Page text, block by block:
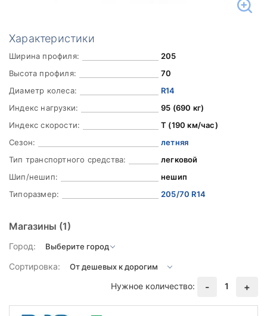
Характеристики
Ширина профиля:
205
Высота профиля:
70
Диаметр колеса:
R14
Индекс нагрузки:
95 (690 кг)
Индекс скорости:
T (190 км/час)
Сезон:
летняя
Тип транспортного средства:
легковой
Шип/нешип:
нешип
Типоразмер:
205/70 R14
Магазины (1)
Город:
Сортировка:
Нужное количество:
- 1 +